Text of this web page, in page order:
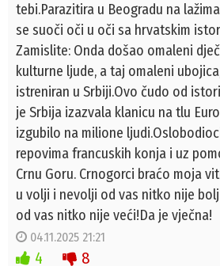
tebi.Parazitira u Beogradu na
se suoči oči u oči sa hrvatskim
Zamislite: Onda došao omaleni
kulturne ljude, a taj omaleni
istreniran u Srbiji.Ovo čudo od
je Srbija izazvala klanicu na tlu
izgubilo na milione
repovima francuskih konja i uz
Crnu Goru. Crnogorci braćo moja
u volji i nevolji od vas nitko nije
od vas nitko nije veći!Da je vječna!
04.11.2025 21:21
4 8